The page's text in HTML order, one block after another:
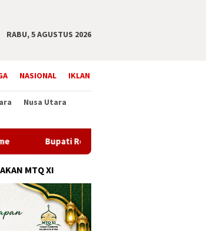
RABU, 5 AGUSTUS 2026
NASIONAL IKLAN
Nusa Utara
Robby Dondokambey Lantik 114 Pejabat
MTQ XI